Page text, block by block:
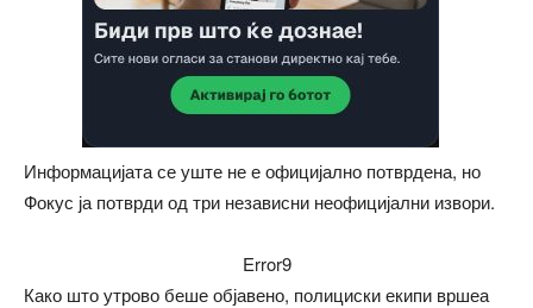
Информацијата се уште не е официјално потврдена, но
Фокус ја потврди од три независни неофицијални извори.
Error9
Како што утрово беше објавено, полициски екипи вршеа